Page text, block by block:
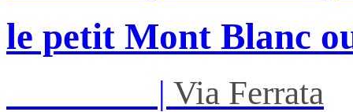
le petit Mont Blanc
| Via Ferrata